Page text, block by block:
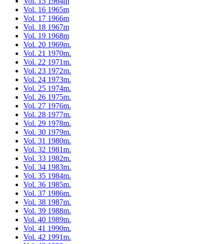
Vol. 16 1965m
Vol. 17 1966m
Vol. 18 1967m
Vol. 19 1968m
Vol. 20 1969m.
Vol. 21 1970m.
Vol. 22 1971m.
Vol. 23 1972m.
Vol. 24 1973m.
Vol. 25 1974m.
Vol. 26 1975m.
Vol. 27 1976m.
Vol. 28 1977m.
Vol. 29 1978m.
Vol. 30 1979m.
Vol. 31 1980m.
Vol. 32 1981m.
Vol. 33 1982m.
Vol. 34 1983m.
Vol. 35 1984m.
Vol. 36 1985m.
Vol. 37 1986m.
Vol. 38 1987m.
Vol. 39 1988m.
Vol. 40 1989m.
Vol. 41 1990m.
Vol. 42 1991m.